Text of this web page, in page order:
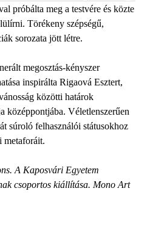
próbálta meg a testvére és közte
Törékeny szépségű,
sorozata jött létre.
megosztás-kényszer
inspirálta Rigaová Esztert,
közötti határok
középpontjába. Véletlenszerűen
súroló felhasználói státusokhoz
metaforáit.
A Kaposvári Egyetem
csoportos kiállítása. Mono Art